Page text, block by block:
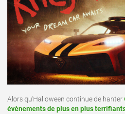
Alors qu'Halloween continue de hanter
évènements de plus en plus